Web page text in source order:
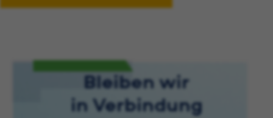
Bleiben wir
in Verbindung